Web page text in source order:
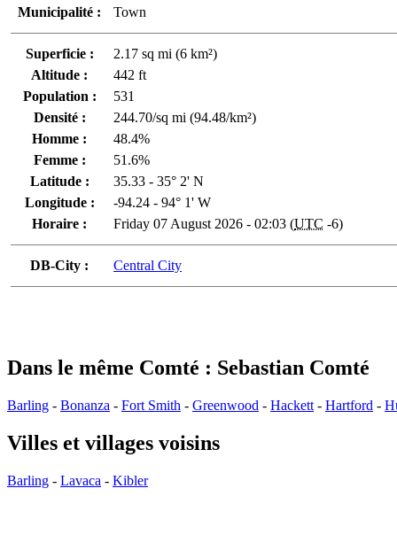
Municipalité :
Town
Superficie :
2.17 sq mi (6 km²)
Altitude :
442 ft
Population :
531
Densité :
244.70/sq mi (94.48/km²)
Homme :
48.4%
Femme :
51.6%
Latitude :
35.33 - 35° 2' N
Longitude :
-94.24 - 94° 1' W
Horaire :
Friday 07 August 2026 - 02:03 (UTC -6)
DB-City : Central City
Dans le même Comté : Sebastian Comté
Barling - Bonanza - Fort Smith - Greenwood - Hackett - Hartford -
Villes et villages voisins
Barling - Lavaca - Kibler